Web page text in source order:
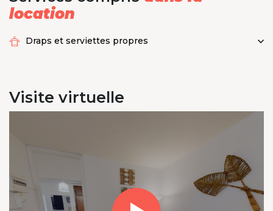
location
Draps et serviettes propres
Visite virtuelle